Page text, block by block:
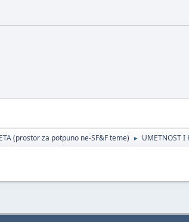
(prostor za potpuno ne-SF&F teme) ► UMETNOST I